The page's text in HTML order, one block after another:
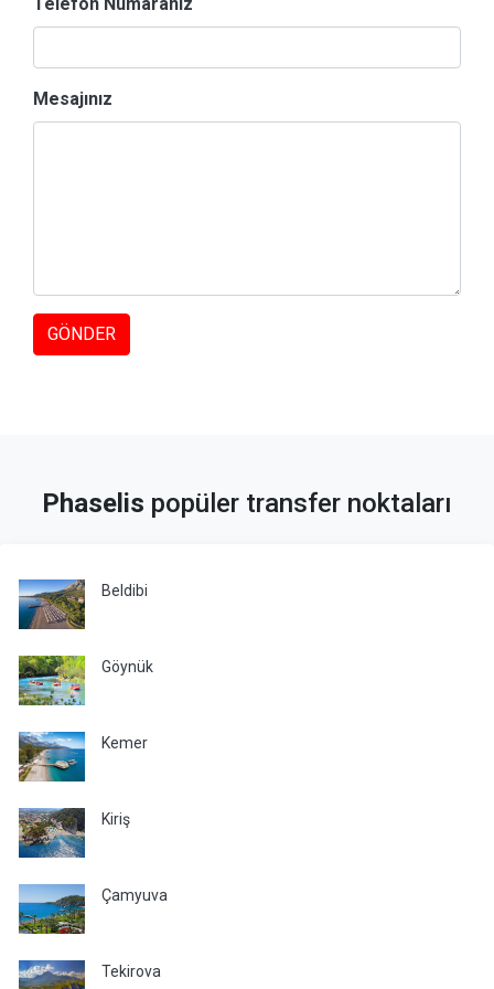
Mesajınız
Phaselis popüler transfer noktaları
Beldibi
Göynük
Kemer
Kiriş
Çamyuva
Tekirova